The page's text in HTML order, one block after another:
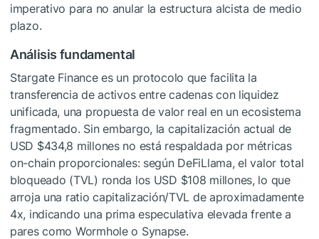
imperativo para no anular la estructura alcista de medio
plazo.
Análisis fundamental
Stargate Finance es un protocolo que facilita la
transferencia de activos entre cadenas con liquidez
unificada, una propuesta de valor real en un ecosistema
fragmentado. Sin embargo, la capitalización actual de
USD $434,8 millones no está respaldada por métricas
on-chain proporcionales: según DeFiLlama, el valor total
bloqueado (TVL) ronda los USD $108 millones, lo que
arroja una ratio capitalización/TVL de aproximadamente
4x, indicando una prima especulativa elevada frente a
pares como Wormhole o Synapse.